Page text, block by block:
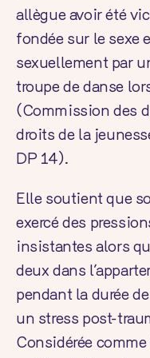
allègue avoir été
fondée sur le sexe
sexuellement par
troupe de danse
(Commission des
droits de la
DP 14).
Elle soutient que
exercé des
insistantes alors
deux dans
pendant la durée
un stress post-
Considérée